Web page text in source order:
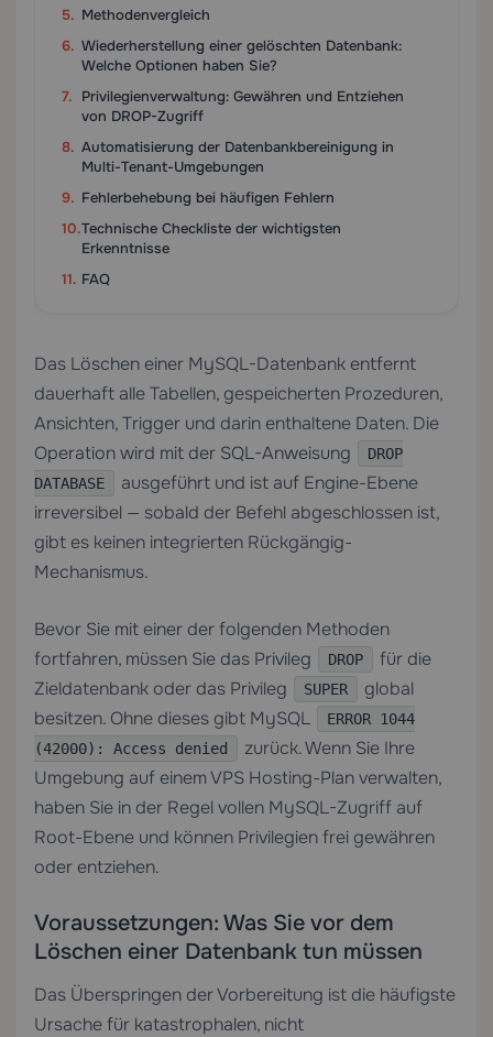
Methodenvergleich
Wiederherstellung einer gelöschten Datenbank:
Welche Optionen haben Sie?
Privilegienverwaltung: Gewähren und Entziehen
von DROP-Zugriff
Automatisierung der Datenbankbereinigung in
Multi-Tenant-Umgebungen
Fehlerbehebung bei häufigen Fehlern
Technische Checkliste der wichtigsten
Erkenntnisse
FAQ
Das Löschen einer MySQL-Datenbank entfernt
dauerhaft alle Tabellen, gespeicherten Prozeduren,
Ansichten, Trigger und darin enthaltene Daten. Die
Operation wird mit der SQL-Anweisung
DROP
DATABASE
ausgeführt und ist auf Engine-Ebene
irreversibel — sobald der Befehl abgeschlossen ist,
gibt es keinen integrierten Rückgängig-
Mechanismus.
Bevor Sie mit einer der folgenden Methoden
fortfahren, müssen Sie das Privileg
DROP
für die
Zieldatenbank oder das Privileg
SUPER
global
besitzen. Ohne dieses gibt MySQL
ERROR 1044
(42000): Access denied
zurück. Wenn Sie Ihre
Umgebung auf einemVPS Hosting-Plan verwalten,
haben Sie in der Regel vollen MySQL-Zugriff auf
Root-Ebene und können Privilegien frei gewähren
oder entziehen.
Voraussetzungen: Was Sie vor dem
Löschen einer Datenbank tun müssen
Das Überspringen der Vorbereitung ist die häufigste
Ursache für katastrophalen, nicht